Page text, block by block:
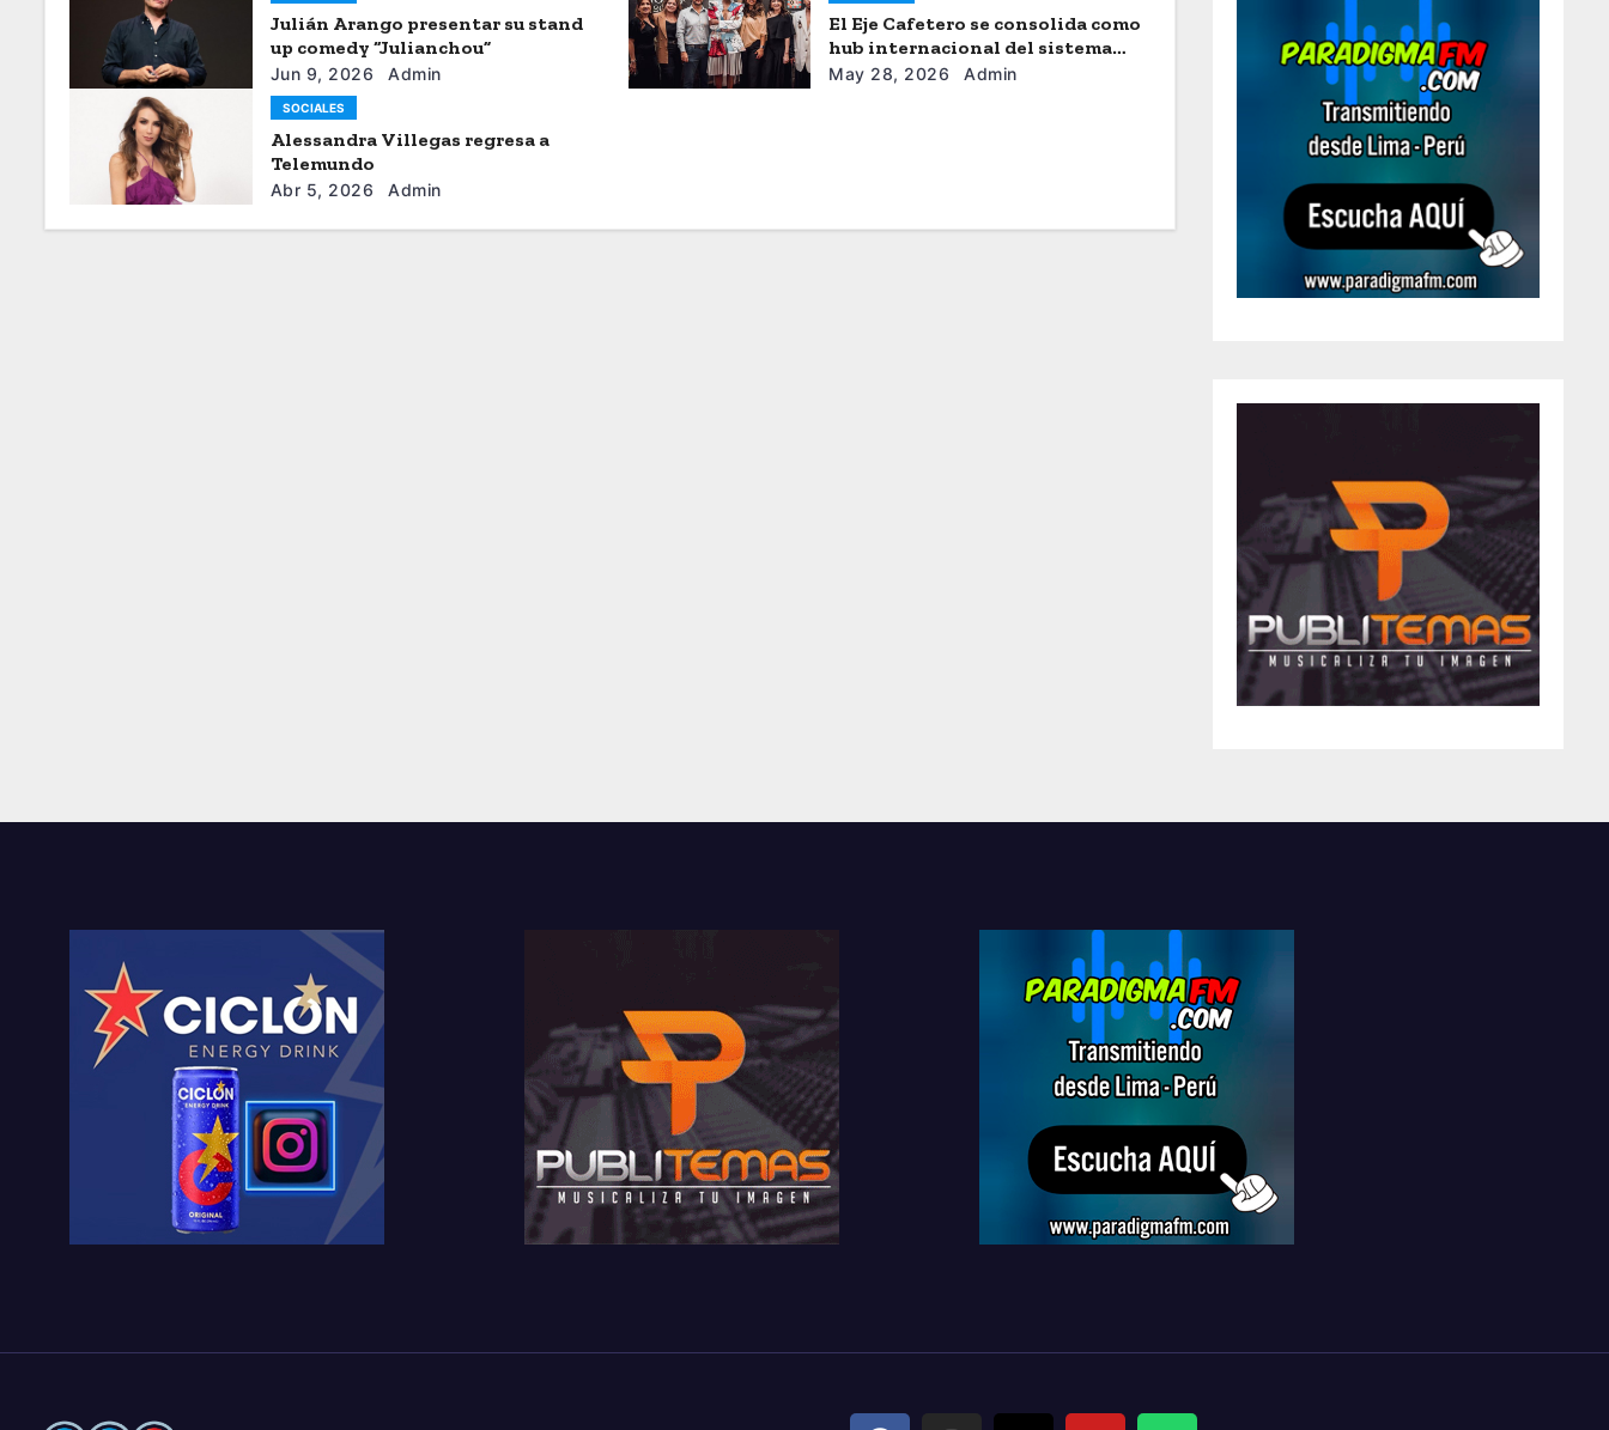
Julián Arango presentar su stand
up comedy “Julianchou”
Jun 9, 2026 Admin
El Eje Cafetero se consolida como
hub internacional del sistema
moda
May 28, 2026 Admin
SOCIALES
Alessandra Villegas regresa a
Telemundo
Abr 5, 2026 Admin